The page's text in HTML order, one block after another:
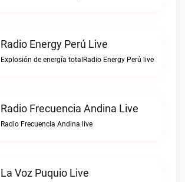
Radio Energy Perú Live
Explosión de energía totalRadio Energy Perú live
Radio Frecuencia Andina Live
Radio Frecuencia Andina live
La Voz Puquio Live